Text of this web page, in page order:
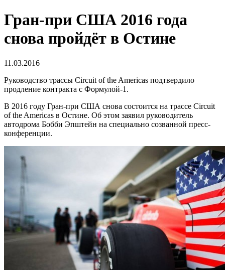
Гран-при США 2016 года
снова пройдёт в Остине
11.03.2016
Руководство трассы Circuit of the Americas подтвердило
продление контракта с Формулой-1.
В 2016 году Гран-при США снова состоится на трассе Circuit
of the Americas в Остине. Об этом заявил руководитель
автодрома Бобби Эпштейн на специально созванной пресс-
конференции.